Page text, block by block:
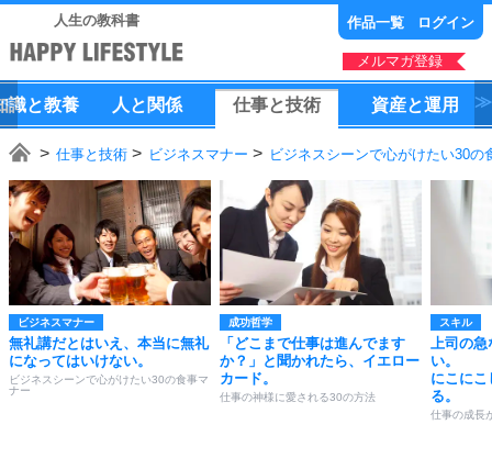
人生の教科書 作品一覧 ログイン
メルマガ登録
識と教養 人 と 関係 仕事と技術 資産と運用
仕事と技術 ビジネスマナー ビジネスシーンで心がけたい30の
ビジネスマナー
無礼講だとはいえ、本当に無礼
になってはいけない。
ビジネスシーンで心がけたい30の食事マ
ナー
成功哲学
「どこまで仕事は進んでます
か？」と聞かれたら、イエロー
カード。
仕事の神様に愛される30の方法
スキル
上司の急
い。
にこに
る。
仕事の成長